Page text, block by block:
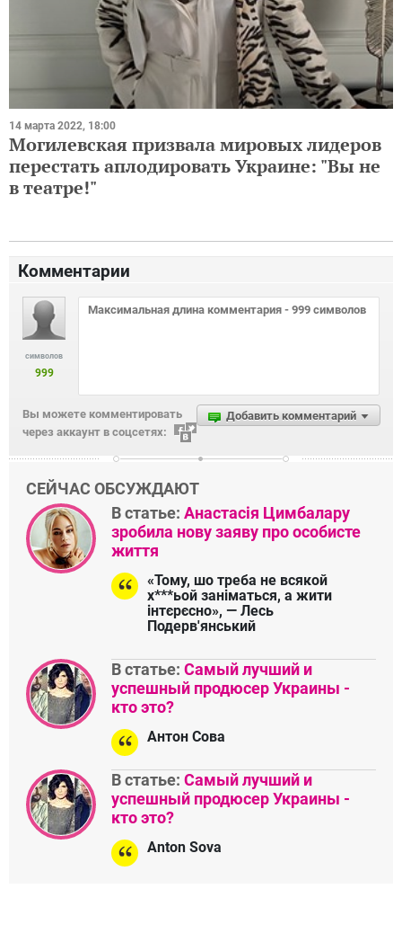
14 марта 2022, 18:00
Могилевская призвала мировых лидеров
перестать аплодировать Украине: "Вы не
в театре!"
Комментарии
символов
999
Добавить комментарий
Вы можете комментировать
через аккаунт в соцсетях:
СЕЙЧАС ОБСУЖДАЮТ
В статье: Анастасія Цимбалару
зробила нову заяву про особисте
життя
«Тому, шо треба не всякой
х***ьой заніматься, а жити
інтєрєсно», — Лесь
Подерв'янський
В статье: Самый лучший и
успешный продюсер Украины -
кто это?
Антон Сова
В статье: Самый лучший и
успешный продюсер Украины -
кто это?
Anton Sova